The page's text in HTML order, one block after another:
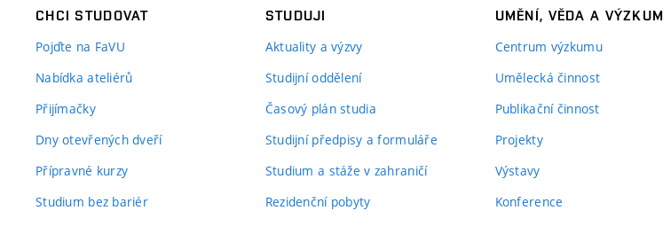
CHCI STUDOVAT
Pojďte na FaVU
Nabídka ateliérů
Přijímačky
Dny otevřených dveří
Přípravné kurzy
Studium bez bariér
STUDUJI
Aktuality a výzvy
Studijní oddělení
Časový plán studia
Studijní předpisy a formuláře
Studium a stáže v zahraničí
Rezidenční pobyty
UMĚNÍ, VĚDA A VÝZKUM
Centrum výzkumu
Umělecká činnost
Publikační činnost
Projekty
Výstavy
Konference